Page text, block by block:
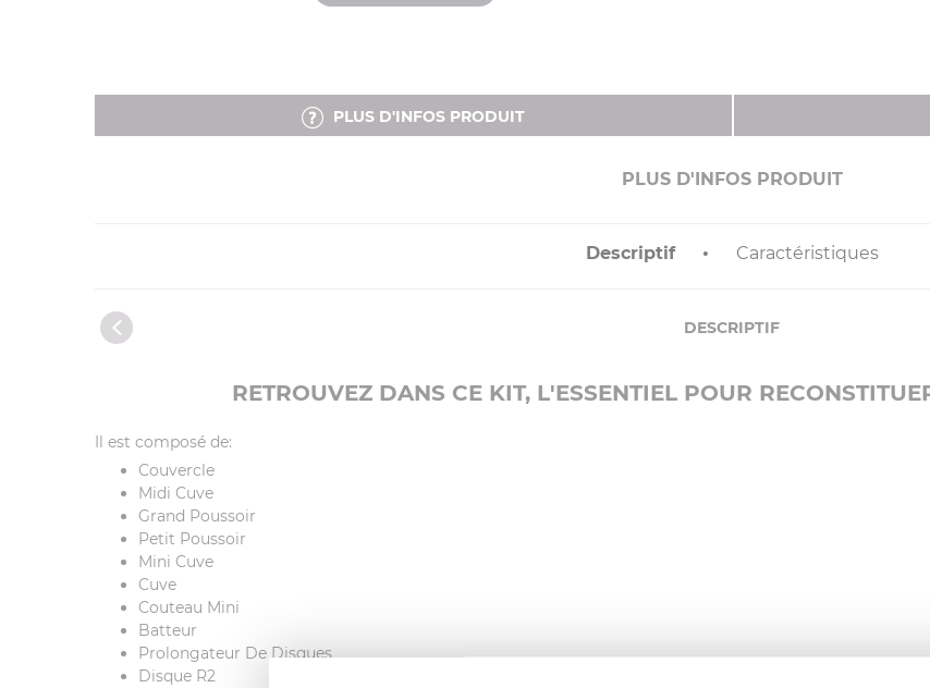
PLUS D'INFOS PRODUIT
PLUS D'INFOS PRODUIT
Descriptif Caractéristiques
DESCRIPTIF
RETROUVEZ DANS CE KIT, L'ESSENTIEL POUR
Il est composé de:
Couvercle
Midi Cuve
Grand Poussoir
Petit Poussoir
Mini Cuve
Cuve
Couteau Mini
Batteur
Prolongateur De Disques
Disque R2